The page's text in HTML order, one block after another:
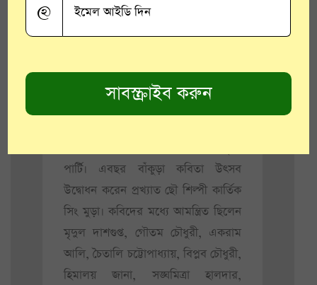
ছিল লক্ষ্মীপুজোর রাতে কোজাগরী
পূর্ণিমার আলোয় খোলা আকাশের নিচে
কবিতা পাঠ-আলোচনা শেষ করে নৈশ
আহারের পর ছিল সারারাত ব্যাপী ছৌ
পার্টি। এবছর বাঁকুড়া কবিতা উৎসব
উদ্বোধন করেন প্রখ্যাত ছৌ শিল্পী কার্তিক
সিং মুড়া। কবিদের মধ্যে আমন্ত্রিত ছিলেন
মৃদুল দাশগুপ্ত, গৌতম চৌধুরী, একরাম
আলি, চৈতালি চট্টোপাধ্যায়, বিপ্লব চৌধুরী,
হিমালয় জানা, সঙ্ঘমিত্রা হালদার,
@